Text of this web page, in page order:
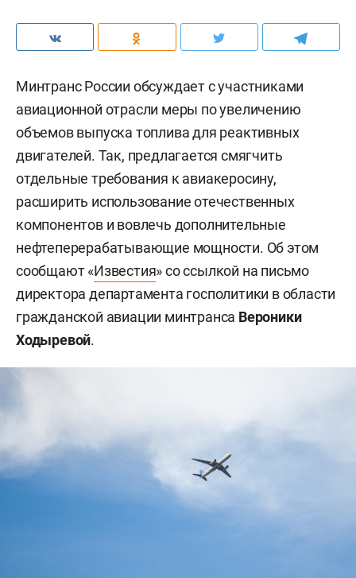
Минтранс России обсуждает с участниками
авиационной отрасли меры по увеличению
объемов выпуска топлива для реактивных
двигателей. Так, предлагается смягчить
отдельные требования к авиакеросину,
расширить использование отечественных
компонентов и вовлечь дополнительные
нефтеперерабатывающие мощности. Об этом
сообщают «Известия» со ссылкой на письмо
директора департамента госполитики в области
гражданской авиации минтранса Вероники
Ходыревой.